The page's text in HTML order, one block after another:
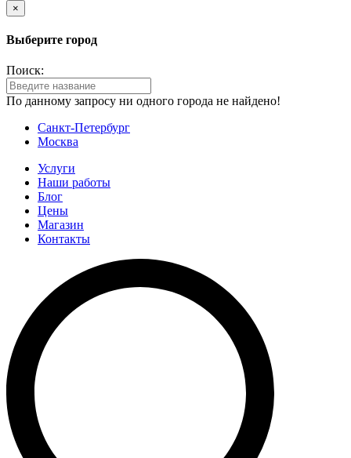
×
Выберите город
Поиск:
По данному запросу ни одного города не найдено!
Санкт-Петербург
Москва
Услуги
Наши работы
Блог
Цены
Магазин
Контакты